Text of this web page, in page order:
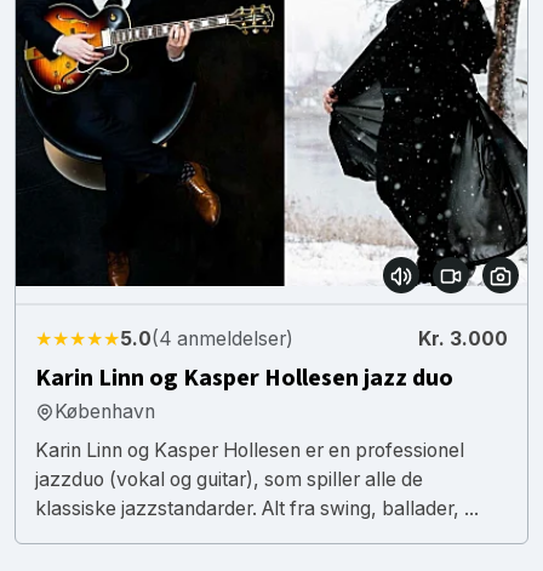
★★★★★5.0(4 anmeldelser) Kr. 3.000
Karin Linn og Kasper Hollesen jazz duo
København
Karin Linn og Kasper Hollesen er en professionel
jazzduo (vokal og guitar), som spiller alle de
klassiske jazzstandarder. Alt fra swing, ballader, ...